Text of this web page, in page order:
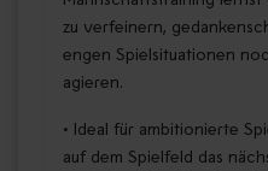
zu verfeinern,
engen Spielsituationen
agieren.
• Ideal für ambitionierte
auf dem Spielfeld das